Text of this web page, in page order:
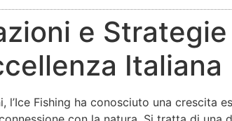
e Strategie
Italiana
l’Ice Fishing ha conosciuto una crescita